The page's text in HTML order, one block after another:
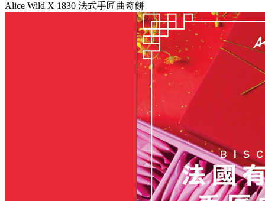
Alice Wild X 1830 法式手匠曲奇餅